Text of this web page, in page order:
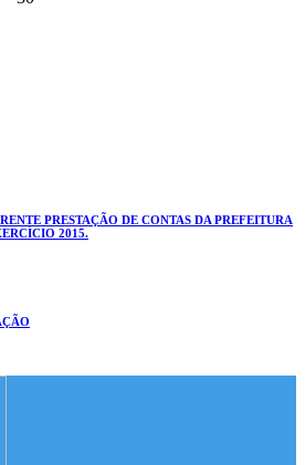
PRESTAÇÃO DE CONTAS DA PREFEITURA
2015.